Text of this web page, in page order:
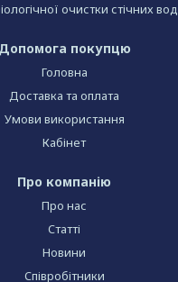
очистки стічних вод
Допомога покупцю
Головна
Доставка та оплата
Умови використання
Кабінет
Про компанію
Про нас
Статті
Новини
Співробітники